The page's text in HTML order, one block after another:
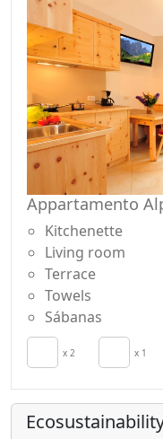
Tenemos un parque
poste para mantener
futbolín y tenis de
jugar al fútbol; existe
sol; el punto de vista
soñar. También
En verano hay las
caminar, avanzar en
y trineos.
Para nuestros
sobre la nieve y palas
Appartamento
Kitchenette
Living room
Terrace
Towels
Sábanas
x 2 x 1